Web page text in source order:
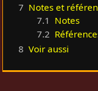
7 Notes et
7.1 Notes
7.2
8 Voir aussi